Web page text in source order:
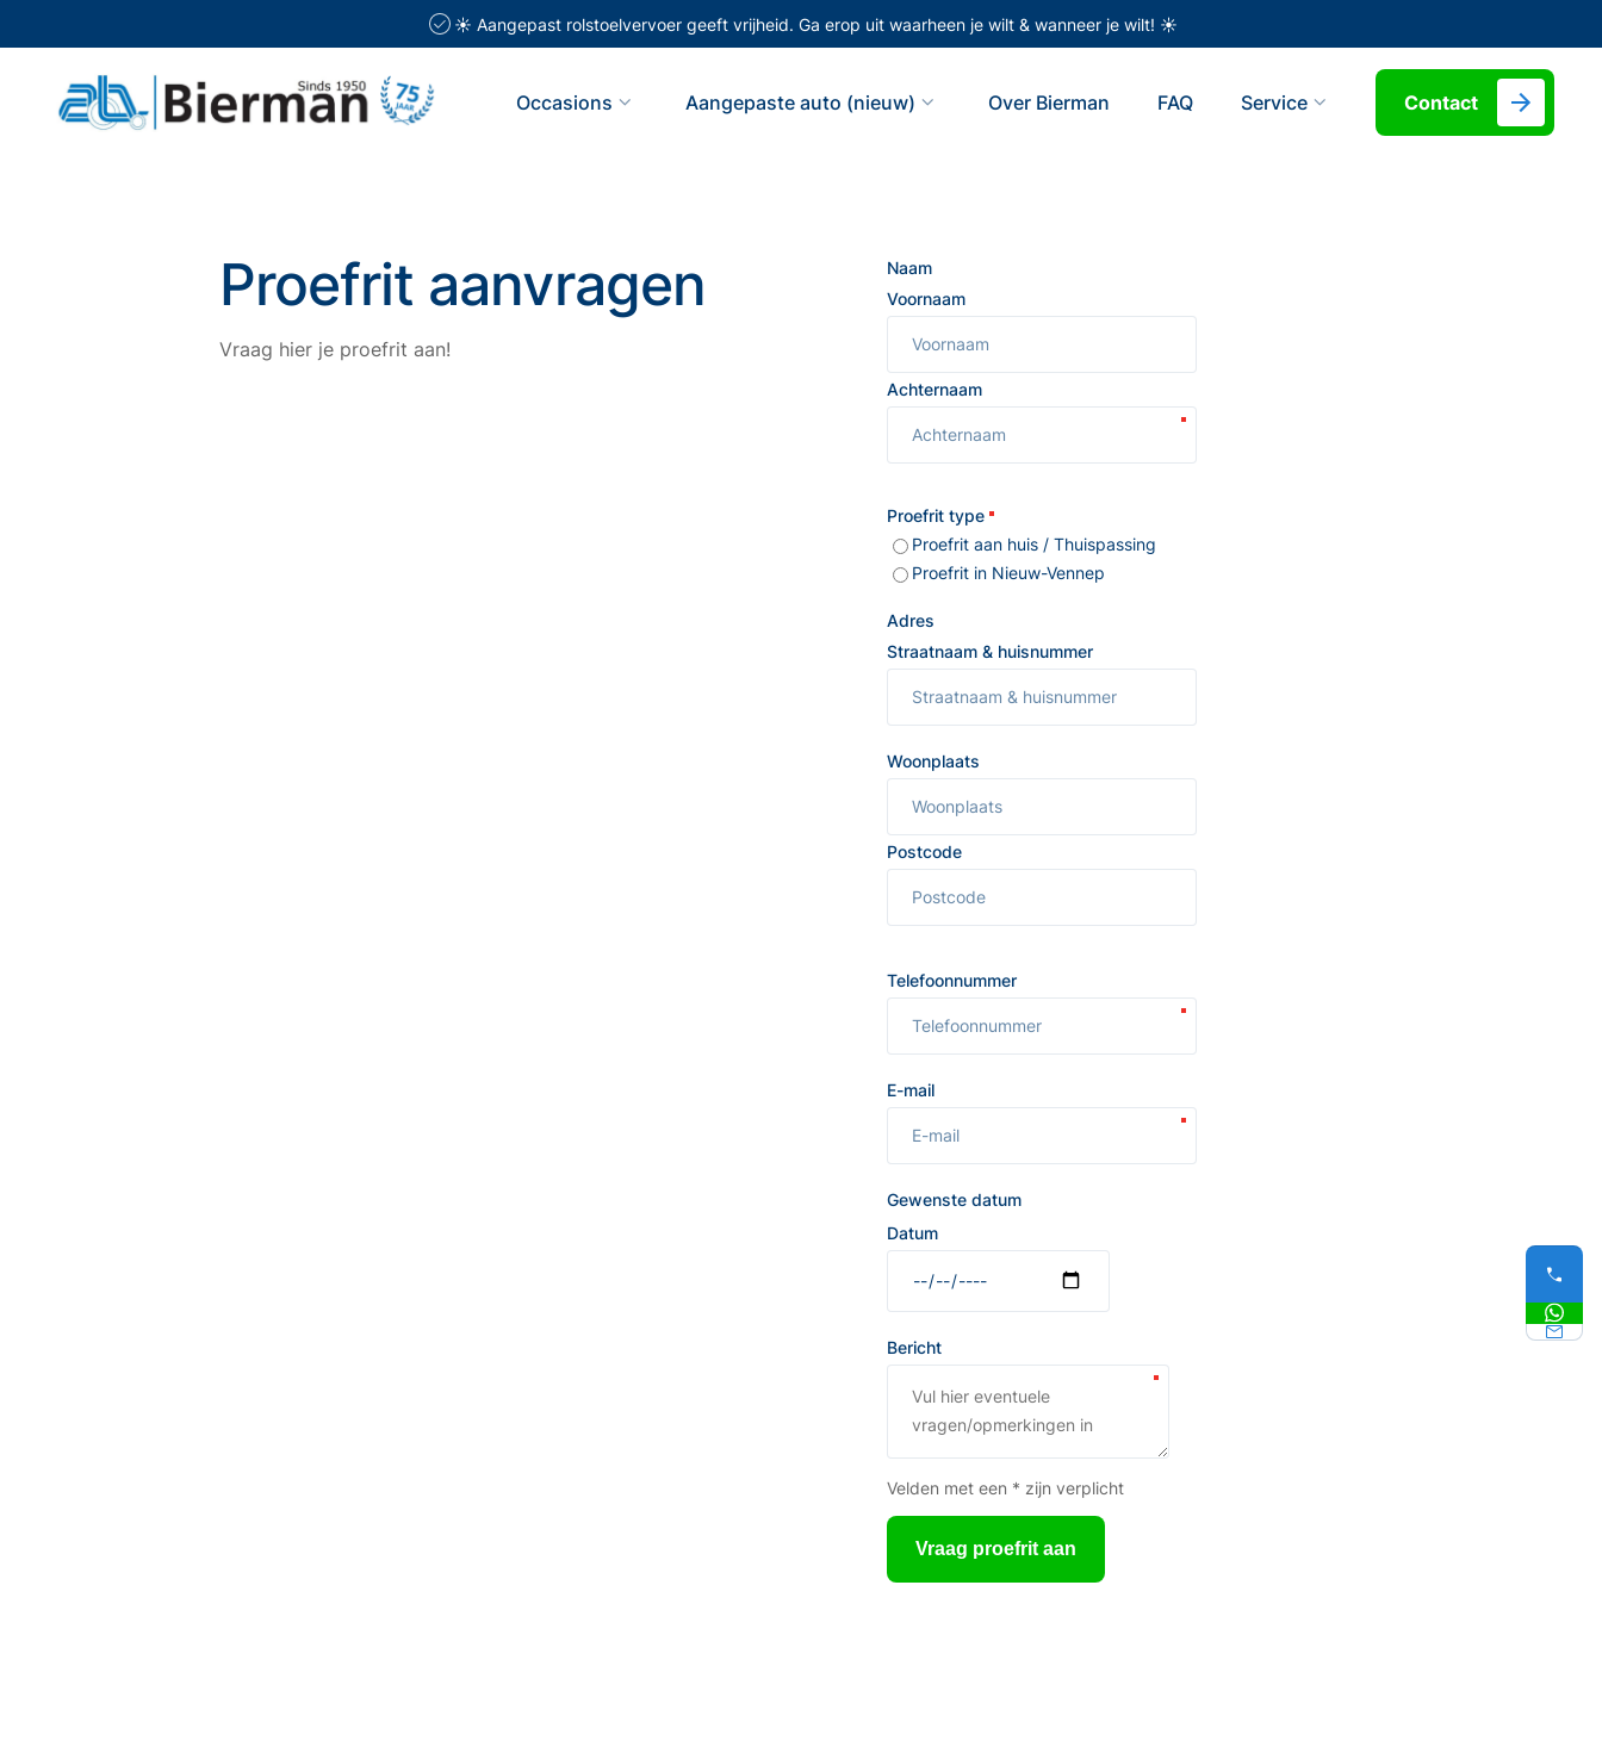
☀️ Aangepast rolstoelvervoer geeft vrijheid. Ga erop uit waarheen je wilt & wanneer je wilt! ☀️
Occasions Aangepaste auto (nieuw) Over Bierman FAQ Service Contact
Proefrit aanvragen
Vraag hier je proefrit aan!
Naam
Voornaam
Achternaam
Proefrit type
Proefrit aan huis / Thuispassing
Proefrit in Nieuw-Vennep
Adres
Straatnaam & huisnummer
Woonplaats
Postcode
Telefoonnummer
E-mail
Gewenste datum
Datum
Bericht
Velden met een * zijn verplicht
Vraag proefrit aan